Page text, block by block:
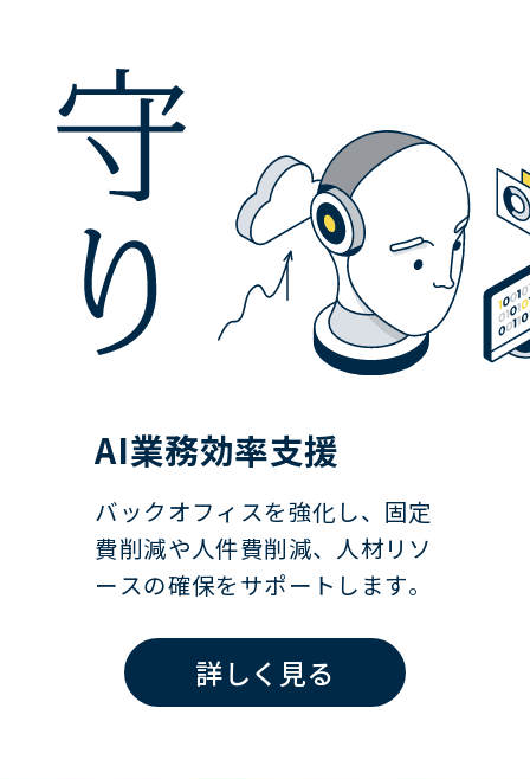
AI業務効率支援
バックオフィ スを強化 し、 固定
費削減や人件費削減、 人材リ ソ
ースの確保をサポー ト し ます。
詳しく見る